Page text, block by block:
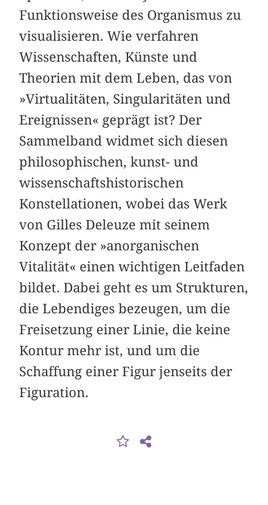
Funktionsweise des Organismus zu
visualisieren. Wie verfahren
Wissenschaften, Künste und
Theorien mit dem Leben, das von
»Virtualitäten, Singularitäten und
Ereignissen« geprägt ist? Der
Sammelband widmet sich diesen
philosophischen, kunst- und
wissenschaftshistorischen
Konstellationen, wobei das Werk
von Gilles Deleuze mit seinem
Konzept der »anorganischen
Vitalität« einen wichtigen Leitfaden
bildet. Dabei geht es um Strukturen,
die Lebendiges bezeugen, um die
Freisetzung einer Linie, die keine
Kontur mehr ist, und um die
Schaffung einer Figur jenseits der
Figuration.